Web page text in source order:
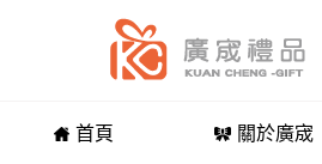
首頁 關於廣宬